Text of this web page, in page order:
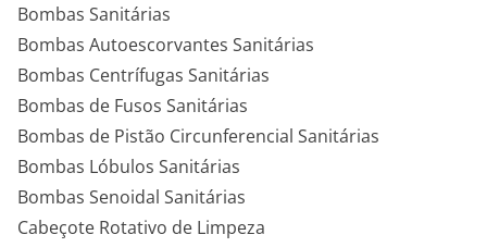
Bombas Sanitárias
Bombas Autoescorvantes Sanitárias
Bombas Centrífugas Sanitárias
Bombas de Fusos Sanitárias
Bombas de Pistão Circunferencial Sanitárias
Bombas Lóbulos Sanitárias
Bombas Senoidal Sanitárias
Cabeçote Rotativo de Limpeza